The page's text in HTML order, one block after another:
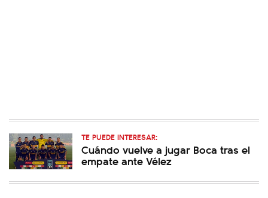
TE PUEDE INTERESAR:
Cuándo vuelve a jugar Boca tras el
empate ante Vélez